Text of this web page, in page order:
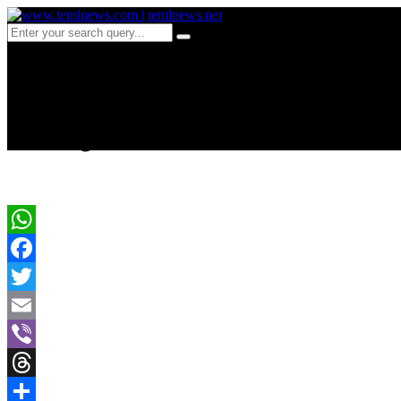
WhatsApp
Facebook
Twitter
Email
Viber
Threads